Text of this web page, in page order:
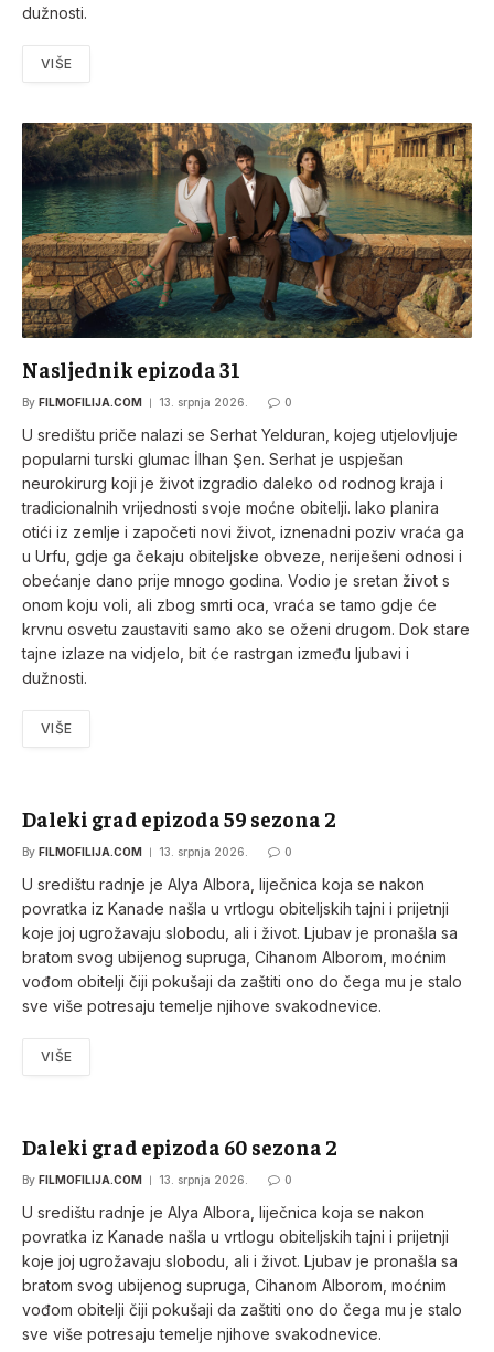
dužnosti.
VIŠE
Nasljednik epizoda 31
By FILMOFILIJA.COM 13. srpnja 2026. 0
U središtu priče nalazi se Serhat Yelduran, kojeg utjelovljuje
popularni turski glumac İlhan Şen. Serhat je uspješan
neurokirurg koji je život izgradio daleko od rodnog kraja i
tradicionalnih vrijednosti svoje moćne obitelji. Iako planira
otići iz zemlje i započeti novi život, iznenadni poziv vraća ga
u Urfu, gdje ga čekaju obiteljske obveze, neriješeni odnosi i
obećanje dano prije mnogo godina. Vodio je sretan život s
onom koju voli, ali zbog smrti oca, vraća se tamo gdje će
krvnu osvetu zaustaviti samo ako se oženi drugom. Dok stare
tajne izlaze na vidjelo, bit će rastrgan između ljubavi i
dužnosti.
VIŠE
Daleki grad epizoda 59 sezona 2
By FILMOFILIJA.COM 13. srpnja 2026. 0
U središtu radnje je Alya Albora, liječnica koja se nakon
povratka iz Kanade našla u vrtlogu obiteljskih tajni i prijetnji
koje joj ugrožavaju slobodu, ali i život. Ljubav je pronašla sa
bratom svog ubijenog supruga, Cihanom Alborom, moćnim
vođom obitelji čiji pokušaji da zaštiti ono do čega mu je stalo
sve više potresaju temelje njihove svakodnevice.
VIŠE
Daleki grad epizoda 60 sezona 2
By FILMOFILIJA.COM 13. srpnja 2026. 0
U središtu radnje je Alya Albora, liječnica koja se nakon
povratka iz Kanade našla u vrtlogu obiteljskih tajni i prijetnji
koje joj ugrožavaju slobodu, ali i život. Ljubav je pronašla sa
bratom svog ubijenog supruga, Cihanom Alborom, moćnim
vođom obitelji čiji pokušaji da zaštiti ono do čega mu je stalo
sve više potresaju temelje njihove svakodnevice.